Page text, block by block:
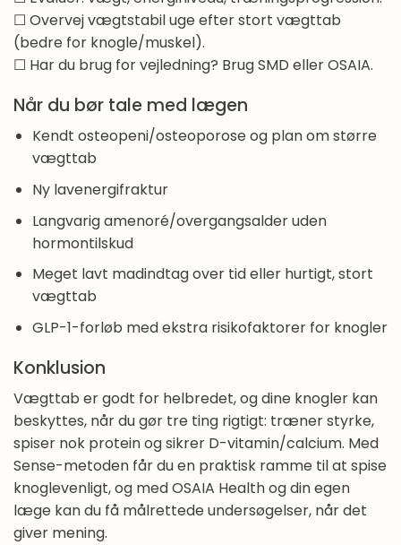
☐ Overvej vægtstabil uge efter stort vægttab
(bedre for knogle/muskel).
☐ Har du brug for vejledning? Brug SMD eller OSAIA.
Når du bør tale med lægen
Kendt osteopeni/osteoporose og plan om større
vægttab
Ny lavenergifraktur
Langvarig amenoré/overgangsalder uden
hormontilskud
Meget lavt madindtag over tid eller hurtigt, stort
vægttab
GLP-1-forløb med ekstra risikofaktorer for knogler
Konklusion
Vægttab er godt for helbredet, og dine knogler kan
beskyttes, når du gør tre ting rigtigt: træner styrke,
spiser nok protein og sikrer D-vitamin/calcium. Med
Sense-metoden får du en praktisk ramme til at spise
knoglevenligt, og med OSAIA Health og din egen
læge kan du få målrettede undersøgelser, når det
giver mening.